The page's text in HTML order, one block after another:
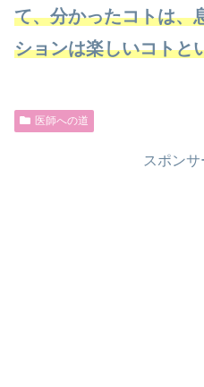
て、分かったコトは、
ションは楽しいコトと
医師への道
スポンサ